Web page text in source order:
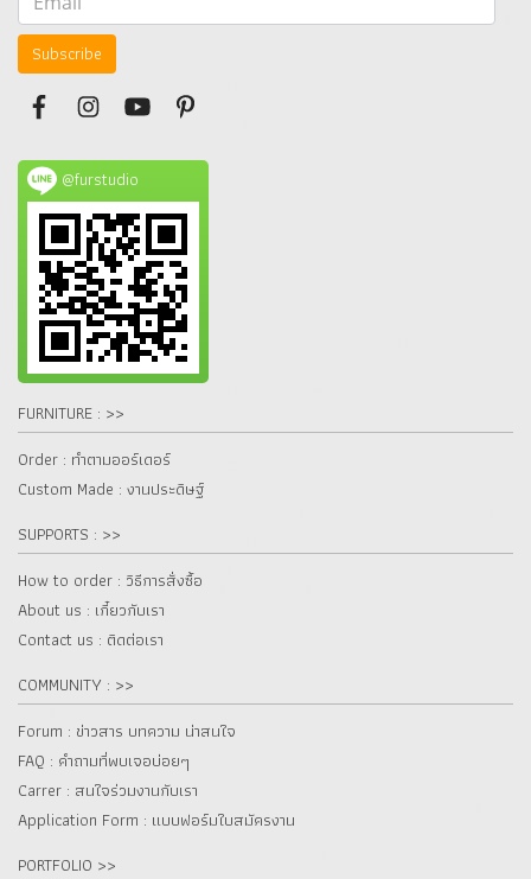
Subscribe
@furstudio
FURNITURE : >>
Order : ทำตามออร์เดอร์
Custom Made : งานประดิษฐ์
SUPPORTS : >>
How to order : วิธีการสั่งซื้อ
About us : เกี๋ยวกับเรา
Contact us : ติดต่อเรา
COMMUNITY : >>
Forum : ข่าวสาร บทความ น่าสนใจ
FAQ : คำถามที่พบเจอบ่อยๆ
Carrer : สนใจร่วมงานกับเรา
Application Form : แบบฟอร์มใบสมัครงาน
PORTFOLIO >>